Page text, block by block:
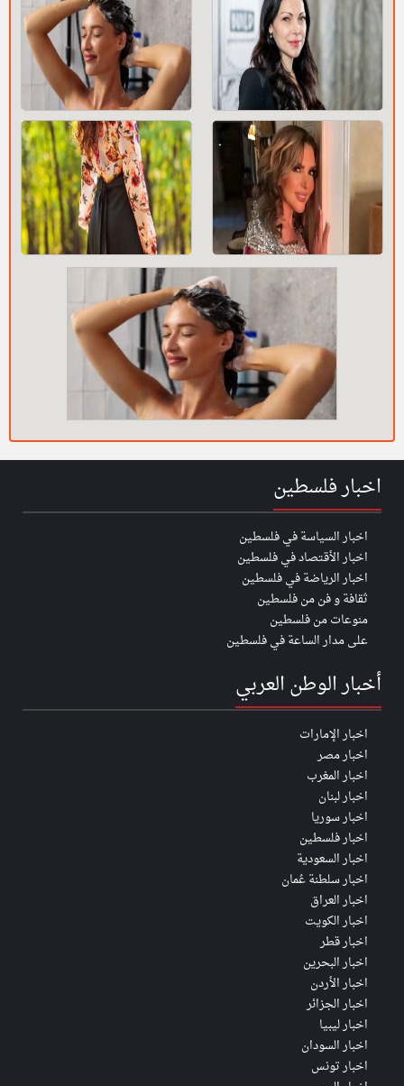
اخبار فلسطين
اخبار السياسة في فلسطين
اخبار الأقتصاد في فلسطين
اخبار الرياضة في فلسطين
ثقافة و فن من فلسطين
منوعات من فلسطين
على مدار الساعة في فلسطين
أخبار الوطن العربي
اخبار الإمارات
اخبار مصر
اخبار المغرب
اخبار لبنان
اخبار سوريا
اخبار فلسطين
اخبار السعودية
اخبار سلطنة عُمان
اخبار العراق
اخبار الكويت
اخبار قطر
اخبار البحرين
اخبار الأردن
اخبار الجزائر
اخبار ليبيا
اخبار السودان
اخبار تونس